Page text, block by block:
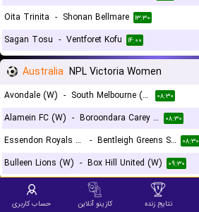
Oita Trinita - Shonan Bellmare ۱۳:۳۰
Sagan Tosu - Ventforet Kofu ۱۴:۰۰
Australia NPL Victoria Women
Avondale (W) - South Melbourne (W) ۰۸:۳۰
Alamein FC (W) - Boroondara Carey Eagles (W) ۰۸:۳۰
Essendon Royals (W)
- Bentleigh Greens SC (W) ۰۸:۳۰
Bulleen Lions (W) - Box Hill United (W) ۰۹:۳۰
Australia NPL Tasmania
نتایج زنده کازینو آنلاین حساب کاربری